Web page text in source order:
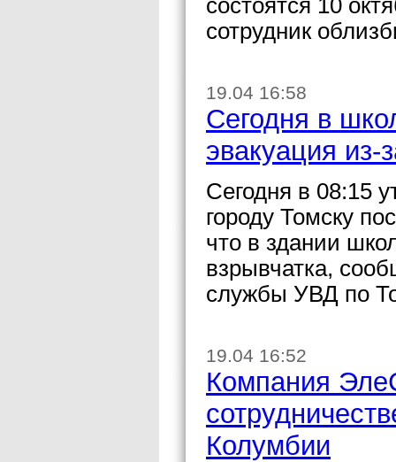
состоятся 10
сотрудник
19.04 16:58
Сегодня в
эвакуация из-
Сегодня в 08:15
городу Томску
что в здании
взрывчатка,
службы УВД по
19.04 16:52
Компания
Колумбии